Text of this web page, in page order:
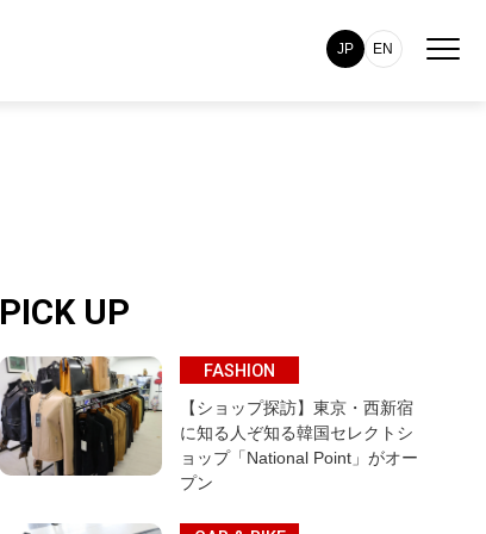
JP EN
PICK UP
FASHION
【ショップ探訪】東京・西新宿
に知る人ぞ知る韓国セレクトシ
ョップ「National Point」がオー
プン